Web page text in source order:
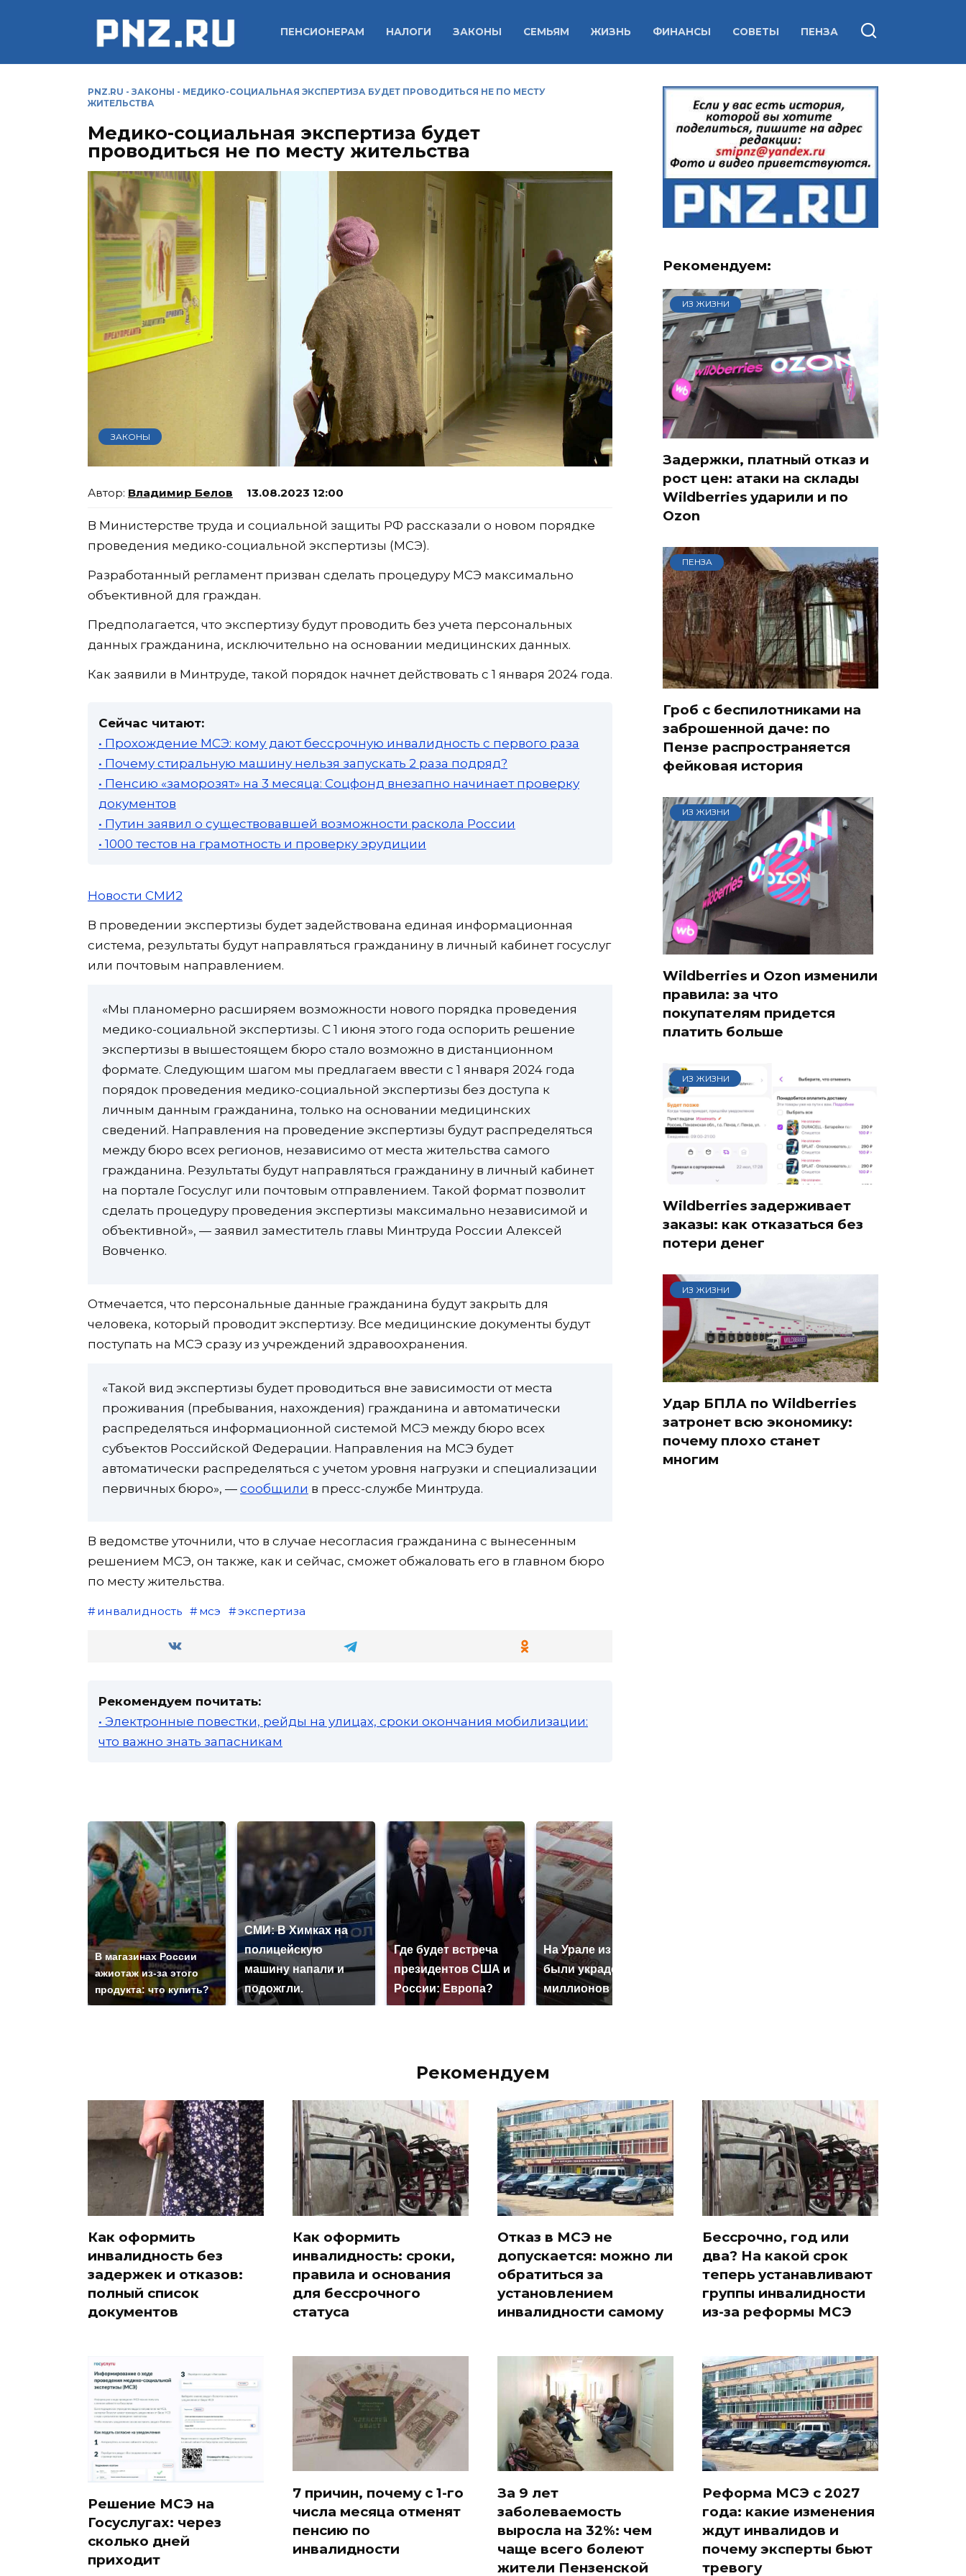
ПЕНСИОНЕРАМ НАЛОГИ ЗАКОНЫ СЕМЬЯМ ЖИЗНЬ ФИНАНСЫ СОВЕТЫ ПЕНЗА
PNZ.RU - ЗАКОНЫ - МЕДИКО-СОЦИАЛЬНАЯ ЭКСПЕРТИЗА БУДЕТ ПРОВОДИТЬСЯ НЕ ПО МЕСТУ
ЖИТЕЛЬСТВА
Медико-социальная экспертиза будет
проводиться не по месту жительства
ЗАКОНЫ
Владимир Белов 13.08.2023 12:00
В Министерстве труда и социальной защиты РФ рассказали о новом порядке
проведения медико-социальной экспертизы (МСЭ).
Разработанный регламент призван сделать процедуру МСЭ максимально
объективной для граждан.
Предполагается, что экспертизу будут проводить без учета персональных
данных гражданина, исключительно на основании медицинских данных.
Как заявили в Минтруде, такой порядок начнет действовать с 1 января 2024 года.
Сейчас читают:
• Прохождение МСЭ: кому дают бессрочную инвалидность с первого раза
• Почему стиральную машину нельзя запускать 2 раза подряд?
• Пенсию «заморозят» на 3 месяца: Соцфонд внезапно начинает проверку
документов
• Путин заявил о существовавшей возможности раскола России
• 1000 тестов на грамотность и проверку эрудиции
Новости СМИ2
В проведении экспертизы будет задействована единая информационная
система, результаты будут направляться гражданину в личный кабинет госуслуг
или почтовым направлением.
«Мы планомерно расширяем возможности нового порядка проведения
медико-социальной экспертизы. С 1 июня этого года оспорить решение
экспертизы в вышестоящем бюро стало возможно в дистанционном
формате. Следующим шагом мы предлагаем ввести с 1 января 2024 года
порядок проведения медико-социальной экспертизы без доступа к
личным данным гражданина, только на основании медицинских
сведений. Направления на проведение экспертизы будут распределяться
между бюро всех регионов, независимо от места жительства самого
гражданина. Результаты будут направляться гражданину в личный кабинет
на портале Госуслуг или почтовым отправлением. Такой формат позволит
сделать процедуру проведения экспертизы максимально независимой и
объективной», — заявил заместитель главы Минтруда России Алексей
Вовченко.
Отмечается, что персональные данные гражданина будут закрыть для
человека, который проводит экспертизу. Все медицинские документы будут
поступать на МСЭ сразу из учреждений здравоохранения.
«Такой вид экспертизы будет проводиться вне зависимости от места
проживания (пребывания, нахождения) гражданина и автоматически
распределяться информационной системой МСЭ между бюро всех
субъектов Российской Федерации. Направления на МСЭ будет
автоматически распределяться с учетом уровня нагрузки и специализации
первичных бюро», — сообщили в пресс-службе Минтруда.
В ведомстве уточнили, что в случае несогласия гражданина с вынесенным
решением МСЭ, он также, как и сейчас, сможет обжаловать его в главном бюро
по месту жительства.
инвалидность мсэ экспертиза
Рекомендуем почитать:
• Электронные повестки, рейды на улицах, сроки окончания мобилизации:
что важно знать запасникам
В магазинах России
ажиотаж из-за этого
продукта: что купить?
СМИ: В Химках на
полицейскую
машину напали и
подожгли.
Где будет встреча
президентов США и
России: Европа?
На Урале из казны
были украдены 18
миллионов рублей
Рекомендуем:
ИЗ ЖИЗНИ
Задержки, платный отказ и
рост цен: атаки на склады
Wildberries ударили и по
Ozon
ПЕНЗА
Гроб с беспилотниками на
заброшенной даче: по
Пензе распространяется
фейковая история
ИЗ ЖИЗНИ
Wildberries и Ozon изменили
правила: за что
покупателям придется
платить больше
ИЗ ЖИЗНИ
Wildberries задерживает
заказы: как отказаться без
потери денег
ИЗ ЖИЗНИ
Удар БПЛА по Wildberries
затронет всю экономику:
почему плохо станет
многим
Рекомендуем
Как оформить
инвалидность без
задержек и отказов:
полный список
документов
Как оформить
инвалидность: сроки,
правила и основания
для бессрочного
статуса
Отказ в МСЭ не
допускается: можно ли
обратиться за
установлением
инвалидности самому
Бессрочно, год или
два? На какой срок
теперь устанавливают
группы инвалидности
из-за реформы МСЭ
Решение МСЭ на
Госуслугах: через
сколько дней
приходит
7 причин, почему с 1-го
числа месяца отменят
пенсию по
инвалидности
За 9 лет
заболеваемость
выросла на 32%: чем
чаще всего болеют
жители Пензенской
Реформа МСЭ с 2027
года: какие изменения
ждут инвалидов и
почему эксперты бьют
тревогу